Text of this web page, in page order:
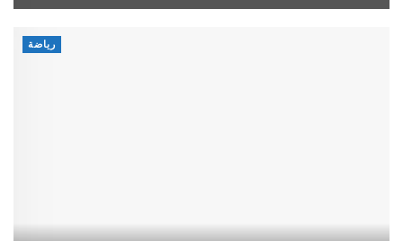
رياضة